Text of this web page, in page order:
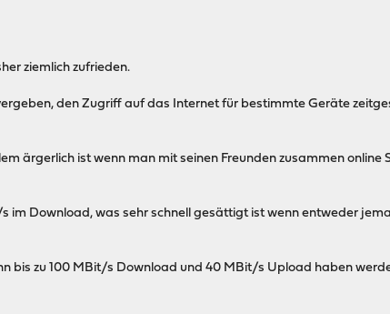
ziemlich zufrieden.
den Zugriff auf das Internet für bestimmte Geräte
ärgerlich ist wenn man mit seinen Freunden zusammen online
im Download, was sehr schnell gesättigt ist wenn entweder
bis zu 100 MBit/s Download und 40 MBit/s Upload haben